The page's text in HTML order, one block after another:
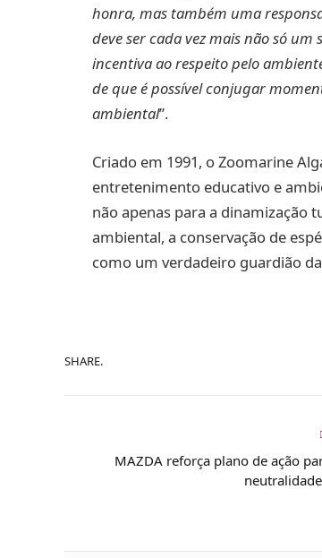
honra, mas também uma
deve ser cada vez mais não só
incentiva ao respeito pelo
de que é possível conjugar
ambiental”.
Criado em 1991, o Zoomarine
entretenimento educativo e
não apenas para a dinamização
ambiental, a conservação de
como um verdadeiro guardião
SHARE.
MAZDA reforça plano de ação